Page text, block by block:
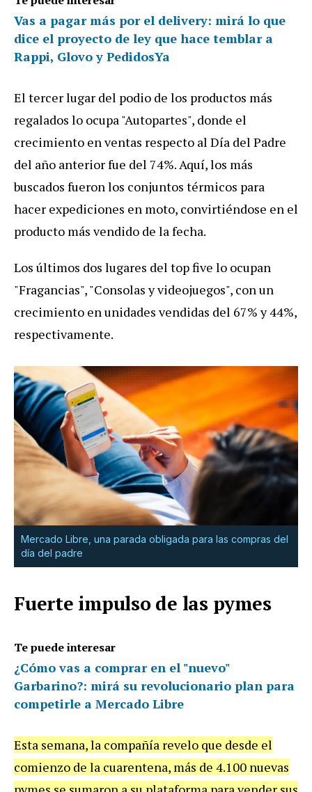
Vas a pagar más por el delivery: mirá lo que
dice el proyecto de ley que hace temblar a
Rappi, Glovo y PedidosYa
El tercer lugar del podio de los productos más
regalados lo ocupa "Autopartes", donde el
crecimiento en ventas respecto al Día del Padre
del año anterior fue del 74%. Aquí, los más
buscados fueron los conjuntos térmicos para
hacer expediciones en moto, convirtiéndose en el
producto más vendido de la fecha.
Los últimos dos lugares del top five lo ocupan
"Fragancias", "Consolas y videojuegos", con un
crecimiento en unidades vendidas del 67% y 44%,
respectivamente.
Mercado Libre, una parada obligada para las compras del
día del padre
Fuerte impulso de las pymes
Te puede interesar
¿Cómo vas a comprar en el "nuevo"
Garbarino?: mirá su revolucionario plan para
competirle a Mercado Libre
Esta semana, la compañía revelo que desde el
comienzo de la cuarentena, más de 4.100 nuevas